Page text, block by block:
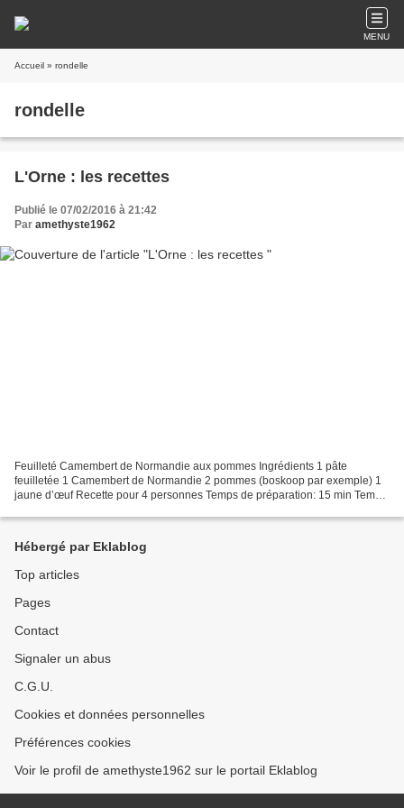
MENU
Accueil » rondelle
rondelle
L'Orne : les recettes
Publié le 07/02/2016 à 21:42
Par amethyste1962
Feuilleté Camembert de Normandie aux pommes Ingrédients 1 pâte
feuilletée 1 Camembert de Normandie 2 pommes (boskoop par exemple) 1
jaune d’œuf Recette pour 4 personnes Temps de préparation: 15 min Temps
Hébergé par Eklablog
Top articles
Pages
Contact
Signaler un abus
C.G.U.
Cookies et données personnelles
Préférences cookies
Voir le profil de amethyste1962 sur le portail Eklablog